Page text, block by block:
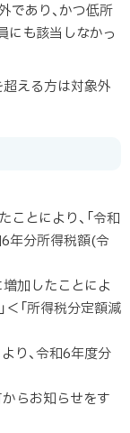
であり、かつ低所
にも該当しなかっ
える方は対象外
とにより、「令和
年分所得税額(令
加したことによ
＜「所得税分定額減
り、令和6年度分
からお知らせをす